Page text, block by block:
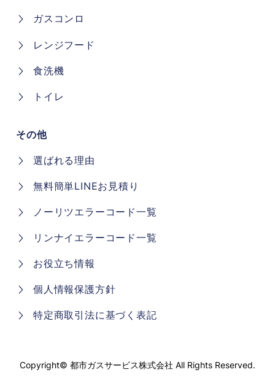
Copyright© 都市ガスサービス株式会社 All Rights Reserved.
トイレ
食洗機
レンジフード
ガスコンロ
個人情報保護方針
お役立ち情報
リンナイエラーコード一覧
ノーリツエラーコード一覧
無料簡単LINEお見積り
選ばれる理由
その他
特定商取引法に基づく表記